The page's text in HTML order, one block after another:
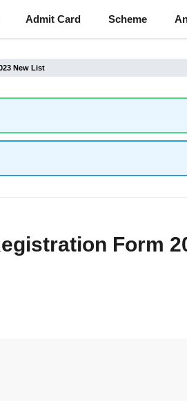
Admit Card Scheme
New List
Form